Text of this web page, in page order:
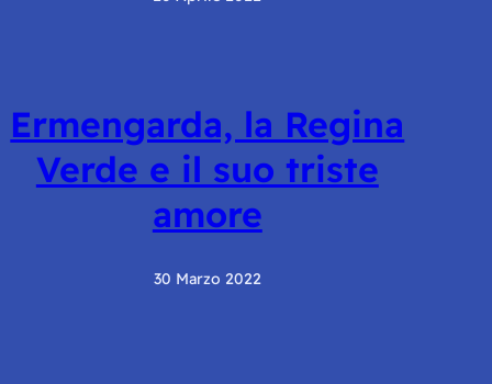
Ermengarda, la Regina
Verde e il suo triste
amore
30 Marzo 2022